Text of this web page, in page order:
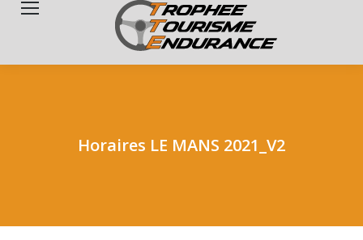
Horaires LE MANS 2021_V2